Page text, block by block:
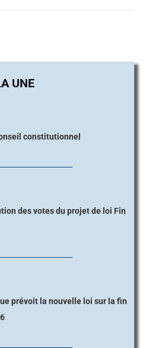
constitutionnel
des votes du projet de loi Fin
prévoit la nouvelle loi sur la fin